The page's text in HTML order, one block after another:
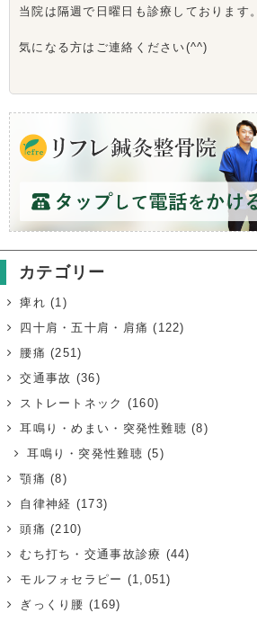
当院は隔週で日曜日も診療しております。
気になる方はご連絡ください(^^)
カテゴリー
痺れ (1)
四十肩・五十肩・肩痛 (122)
腰痛 (251)
交通事故 (36)
ストレートネック (160)
耳鳴り・めまい・突発性難聴 (8)
耳鳴り・突発性難聴 (5)
顎痛 (8)
自律神経 (173)
頭痛 (210)
むち打ち・交通事故診療 (44)
モルフォセラピー (1,051)
ぎっくり腰 (169)